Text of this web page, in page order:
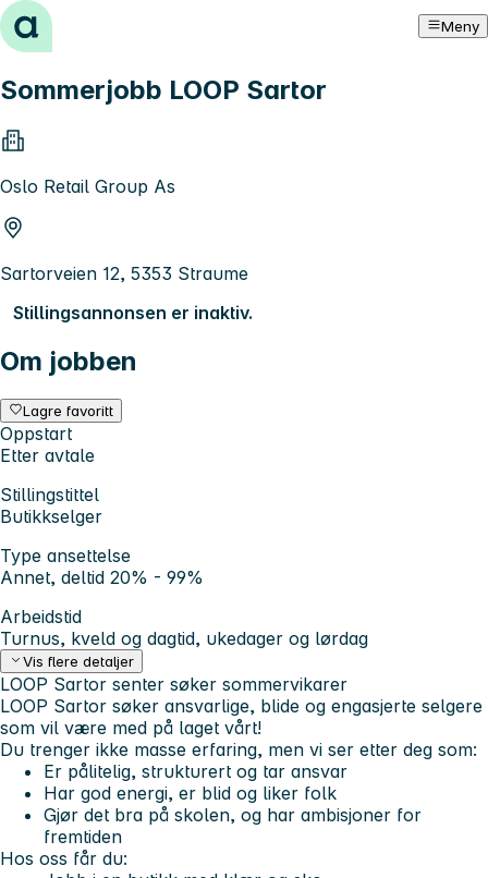
Hopp til innhold Meny
Sommerjobb LOOP Sartor
Oslo Retail Group As
Sartorveien 12, 5353 Straume
Stillingsannonsen er inaktiv.
Om jobben
Lagre favoritt
Oppstart
Etter avtale
Stillingstittel
Butikkselger
Type ansettelse
Annet, deltid 20% - 99%
Arbeidstid
Turnus, kveld og dagtid, ukedager og lørdag
Vis flere detaljer
LOOP Sartor senter søker sommervikarer
LOOP Sartor søker ansvarlige, blide og engasjerte selgere
som vil være med på laget vårt!
Du trenger ikke masse erfaring, men vi ser etter deg som:
Er pålitelig, strukturert og tar ansvar
Har god energi, er blid og liker folk
Gjør det bra på skolen, og har ambisjoner for
fremtiden
Hos oss får du: